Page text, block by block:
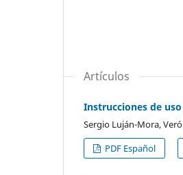
Artículos
Instrucciones de
Sergio Luján-Mora,
PDF Español